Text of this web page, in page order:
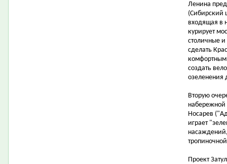
Ленина
(Сибирский
входящая в
курирует
столичные
сделать
создать
озеленения
Вторую
набережной
Носарев
играет
Проект